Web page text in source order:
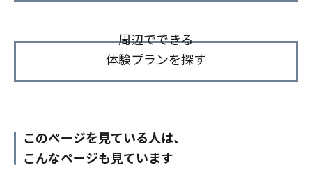
周辺でできる
体験プランを探す
このページを見ている人は、
こんなページも見ています